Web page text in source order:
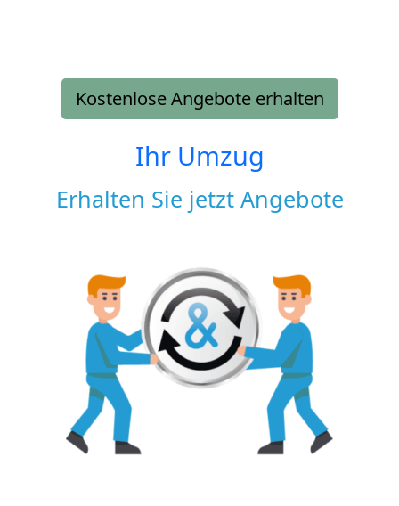
Kostenlose Angebote erhalten
Ihr Umzug
Erhalten Sie jetzt Angebote